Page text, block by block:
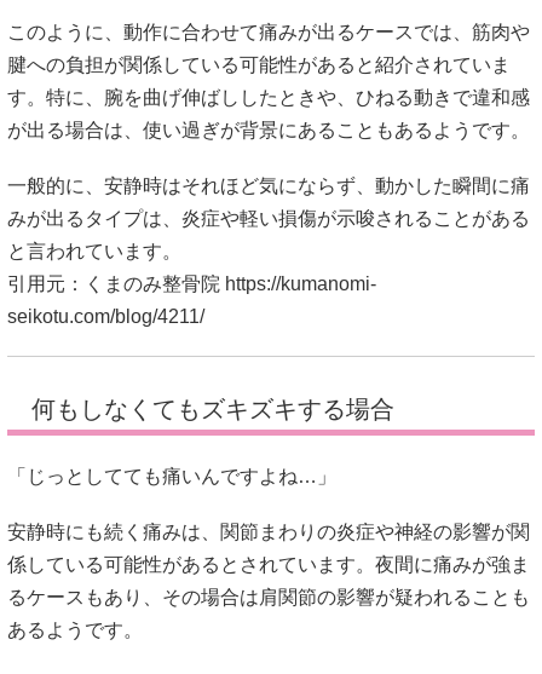
このように、動作に合わせて痛みが出るケースでは、筋肉や
腱への負担が関係している可能性があると紹介されていま
す。特に、腕を曲げ伸ばししたときや、ひねる動きで違和感
が出る場合は、使い過ぎが背景にあることもあるようです。
一般的に、安静時はそれほど気にならず、動かした瞬間に痛
みが出るタイプは、炎症や軽い損傷が示唆されることがある
と言われています。
引用元：くまのみ整骨院 https://kumanomi-
seikotu.com/blog/4211/
何もしなくてもズキズキする場合
「じっとしてても痛いんですよね…」
安静時にも続く痛みは、関節まわりの炎症や神経の影響が関
係している可能性があるとされています。夜間に痛みが強ま
るケースもあり、その場合は肩関節の影響が疑われることも
あるようです。